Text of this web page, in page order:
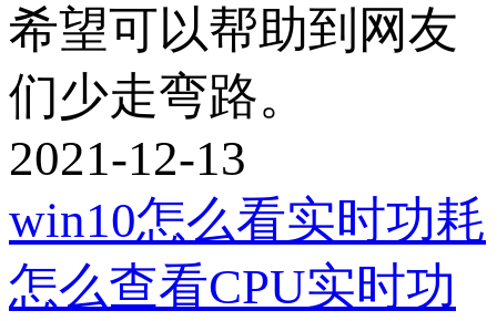
希望可以帮助到网友
们少走弯路。
2021-12-13
win10怎么看实时功耗
怎么查看CPU实时功